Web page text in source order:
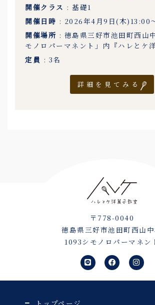
開催クラス : 基礎1
開催日時 : 2026年4月9日(木)13:00
開催場所 : 徳島県三好市池田町西山
モノロパーマネント」内『ハレとケ
定員 : 3名
詳細を見てみる
〒778-0040
徳島県三好市池田町西山
1093シモノロパーマネン
L
i
n
e
F
a
c
e
I
n
s
t